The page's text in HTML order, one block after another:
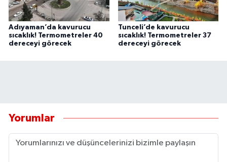
Adıyaman’da kavurucu
sıcaklık! Termometreler 40
dereceyi görecek
Tunceli’de kavurucu
sıcaklık! Termometreler 37
dereceyi görecek
Yorumlar